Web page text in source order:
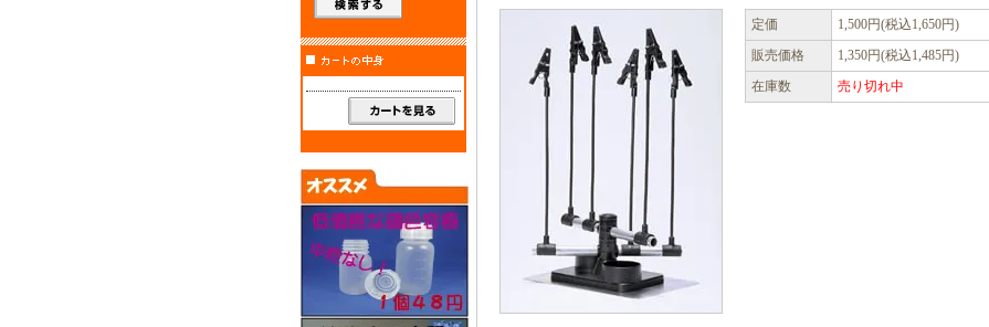
定価
1,500円(税込1,650円)
販売価格
1,350円(税込1,485円)
在庫数
売り切れ中